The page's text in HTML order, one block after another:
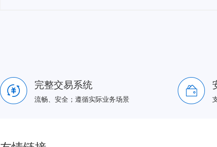
完整交易系统
流畅、安全；遵循实际业务场景